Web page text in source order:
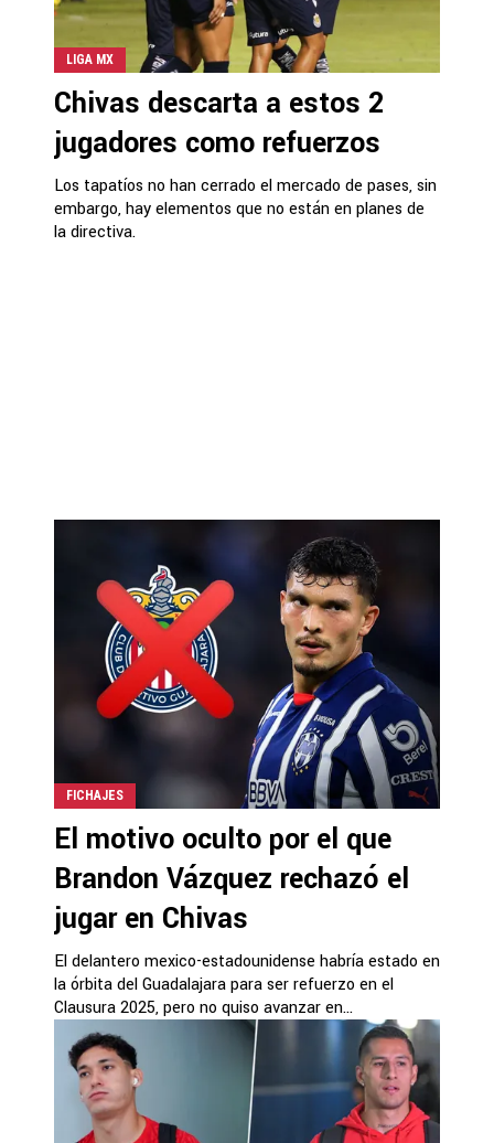
LIGA MX
Chivas descarta a estos 2
jugadores como refuerzos
Los tapatíos no han cerrado el mercado de pases, sin
embargo, hay elementos que no están en planes de
la directiva.
FICHAJES
El motivo oculto por el que
Brandon Vázquez rechazó el
jugar en Chivas
El delantero mexico-estadounidense habría estado en
la órbita del Guadalajara para ser refuerzo en el
Clausura 2025, pero no quiso avanzar en...